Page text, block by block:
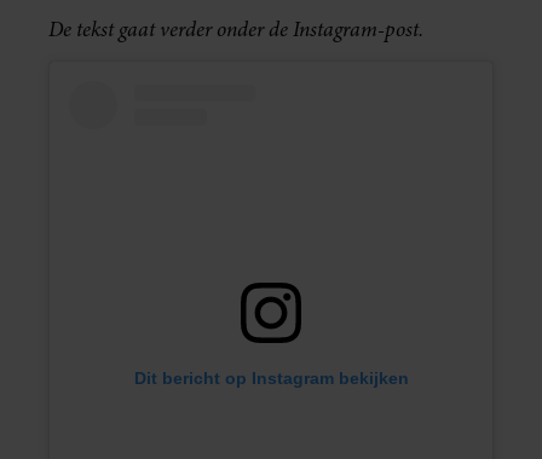
De tekst gaat verder onder de Instagram-post.
Dit bericht op Instagram bekijken